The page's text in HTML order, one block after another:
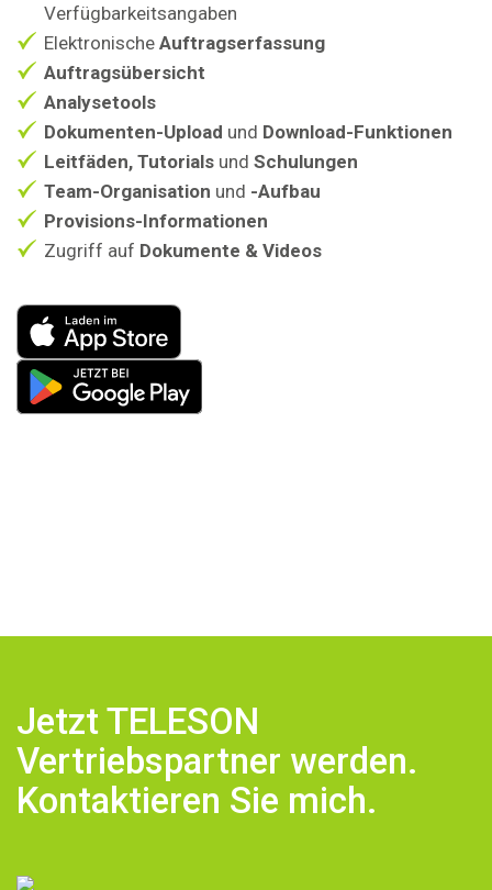
Verfügbarkeitsangaben
Elektronische Auftragserfassung
Auftragsübersicht
Analysetools
Dokumenten-Upload und Download-Funktionen
Leitfäden, Tutorials und Schulungen
Team-Organisation und -Aufbau
Provisions-Informationen
Zugriff auf Dokumente & Videos
Jetzt TELESON
Vertriebspartner werden.
Kontaktieren Sie mich.